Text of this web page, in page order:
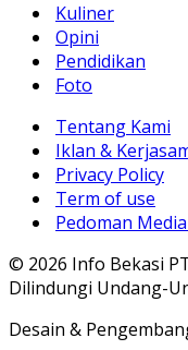
Kuliner
Opini
Pendidikan
Foto
Tentang Kami
Iklan &
Privacy Policy
Term of use
Pedoman
© 2026 Info Bekasi
Dilindungi Undang-
Desain &